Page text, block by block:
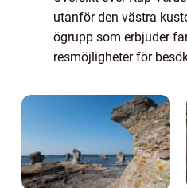
utanför den västra
ögrupp som erbjuder
resmöjligheter för
pittoreska stränder,